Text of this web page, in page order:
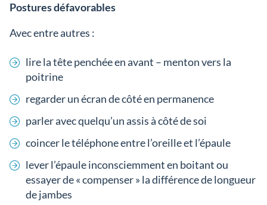
Postures défavorables
Avec entre autres :
lire la tête penchée en avant – menton vers la
poitrine
regarder un écran de côté en permanence
parler avec quelqu’un assis à côté de soi
coincer le téléphone entre l’oreille et l’épaule
lever l’épaule inconsciemment en boitant ou
essayer de « compenser » la différence de longueur
de jambes